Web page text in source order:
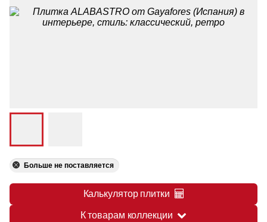
Больше не поставляется
Калькулятор плитки
К товарам коллекции